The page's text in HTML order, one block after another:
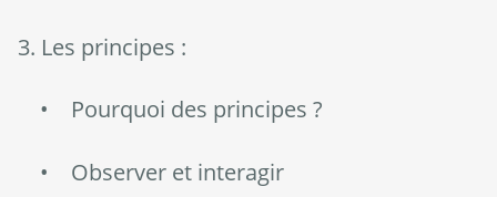
3. Les principes :
• Pourquoi des principes ?
• Observer et interagir